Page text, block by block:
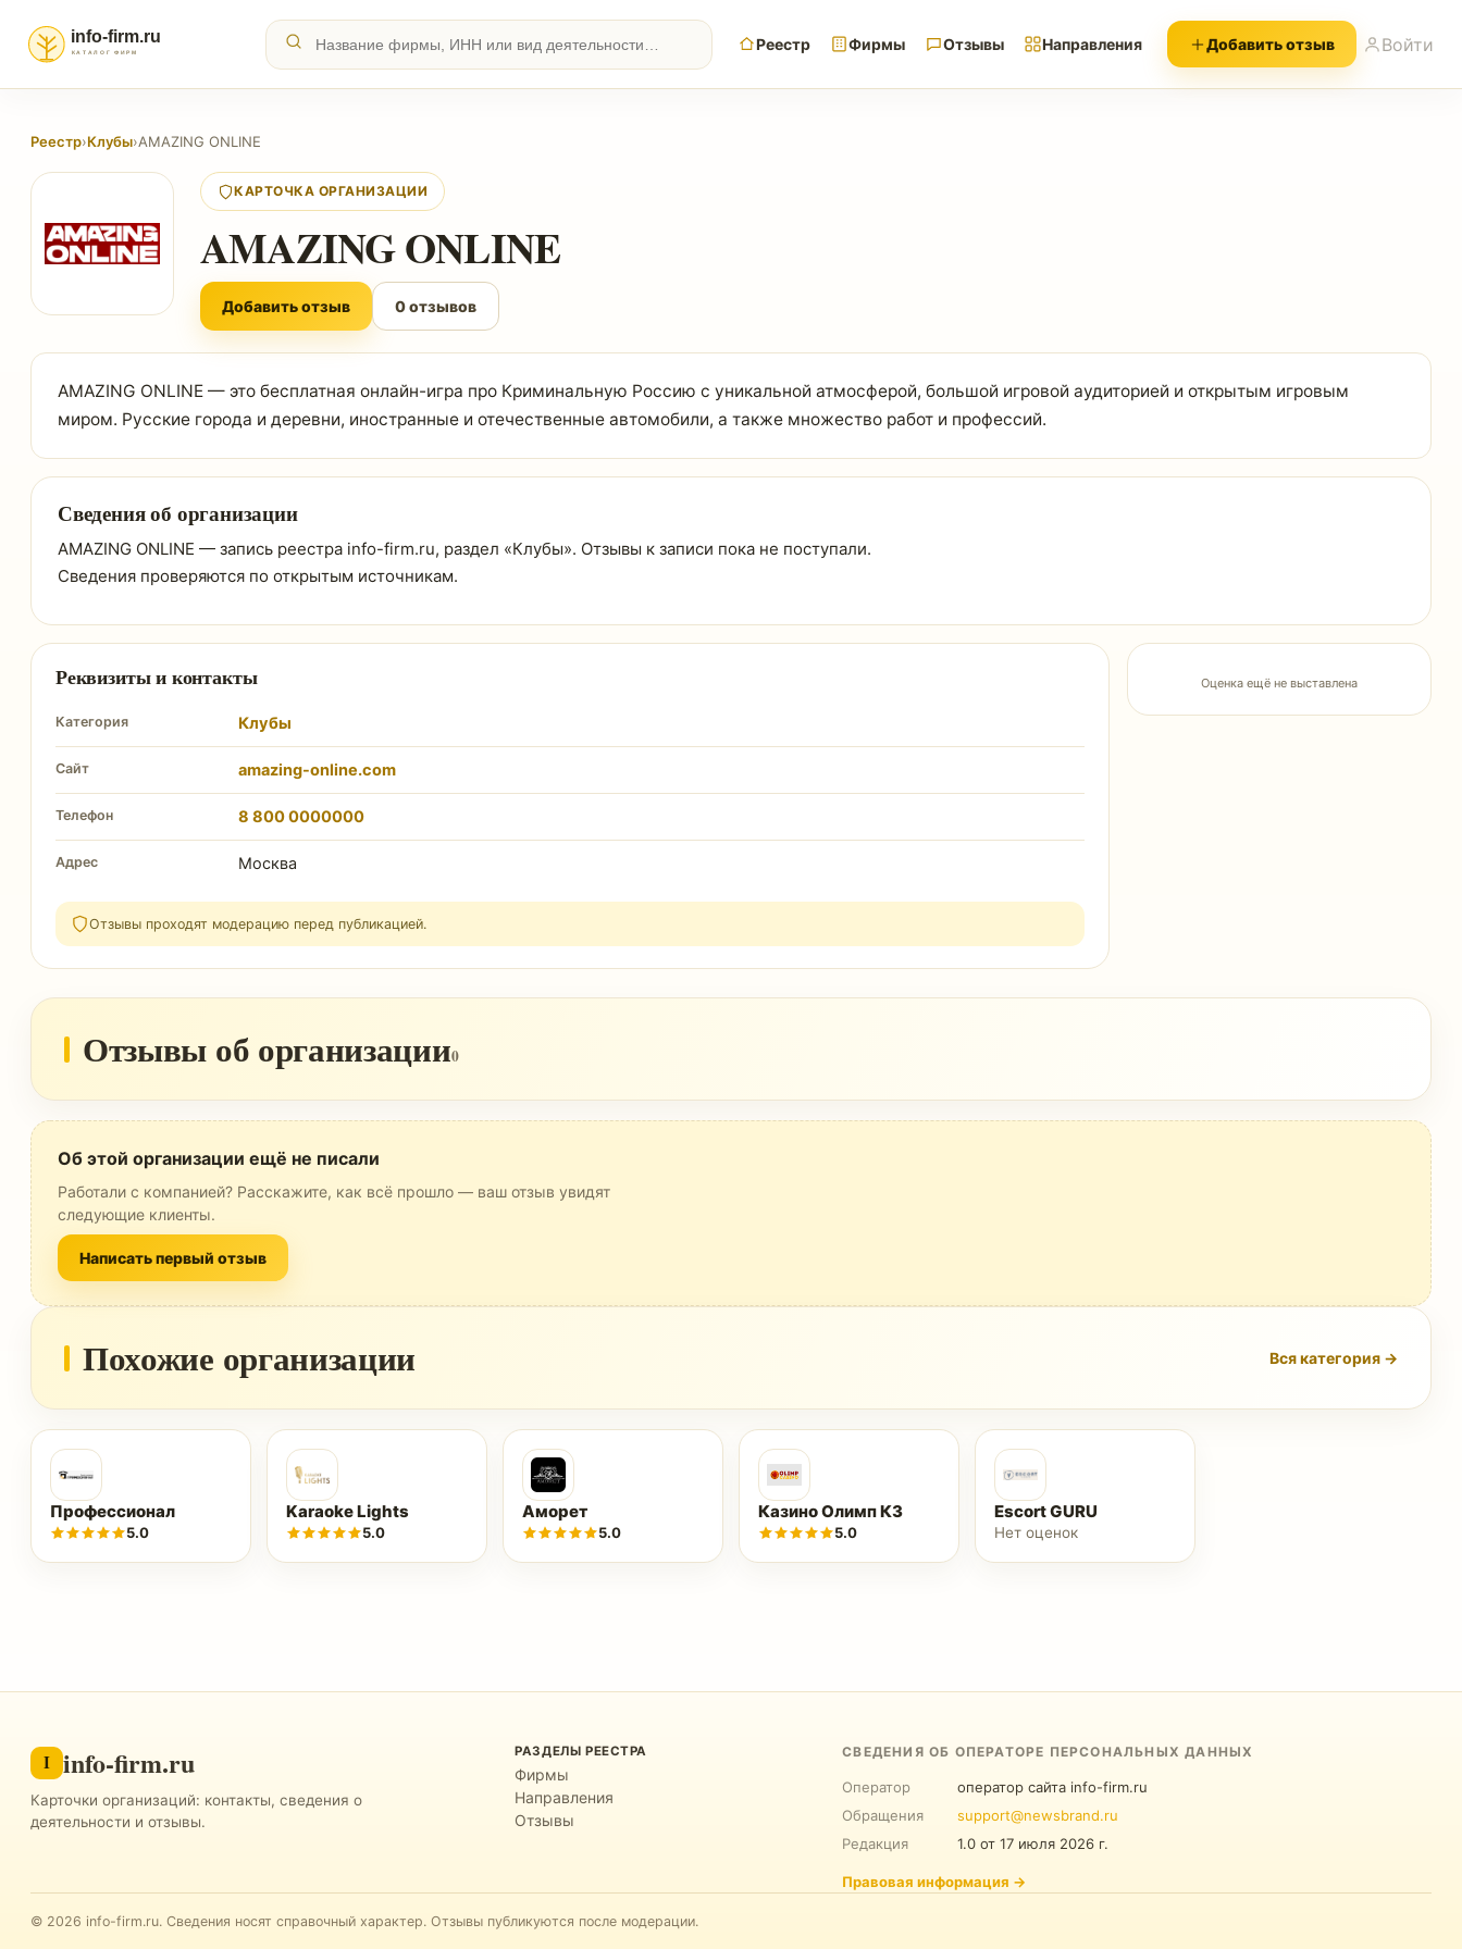
Реестр Фирмы Отзывы Направления Добавить отзыв Войти
Реестр›Клубы›AMAZING ONLINE
КАРТОЧКА ОРГАНИЗАЦИИ
AMAZING ONLINE
Добавить отзыв 0 отзывов
AMAZING ONLINE — это бесплатная онлайн-игра про Криминальную Россию с уникальной атмосферой, большой игровой аудиторией и открытым игровым
миром. Русские города и деревни, иностранные и отечественные автомобили, а также множество работ и профессий.
Сведения об организации
AMAZING ONLINE — запись реестра info-firm.ru, раздел «Клубы». Отзывы к записи пока не поступали.
Сведения проверяются по открытым источникам.
Реквизиты и контакты
Категория Клубы
Сайт amazing-online.com
Телефон 8 800 0000000
Адрес Москва
Отзывы проходят модерацию перед публикацией.
Оценка ещё не выставлена
Отзывы об организации0
Об этой организации ещё не писали
Работали с компанией? Расскажите, как всё прошло — ваш отзыв увидят
следующие клиенты.
Написать первый отзыв
Похожие организации Вся категория →
Профессионал
5.0
Karaoke Lights
5.0
Аморет
5.0
Казино Олимп КЗ
5.0
Escort GURU
Нет оценок
I info-firm.ru
Карточки организаций: контакты, сведения о
деятельности и отзывы.
РАЗДЕЛЫ РЕЕСТРА
Фирмы
Направления
Отзывы
СВЕДЕНИЯ ОБ ОПЕРАТОРЕ ПЕРСОНАЛЬНЫХ ДАННЫХ
Оператор
оператор сайта info-firm.ru
Обращения
support@newsbrand.ru
Редакция
1.0 от17 июля 2026 г.
Правовая информация →
© 2026 info-firm.ru. Сведения носят справочный характер. Отзывы публикуются после модерации.